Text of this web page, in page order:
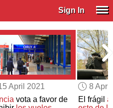
Sign In
April 2021
vota a favor de
8
El frágil